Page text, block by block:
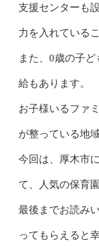
支援センターも
力を入れている
また、0歳の子
給もあります。
お子様いるファ
が整っている地域
今回は、厚木市
て、人気の保育
最後までお読み
ってもらえると